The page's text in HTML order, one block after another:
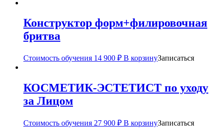
Конструктор форм+филировочная
бритва
Стоимость обучения 14 900 ₽ В корзинуЗаписаться
КОСМЕТИК-ЭСТЕТИСТ по уходу
за Лицом
Стоимость обучения 27 900 ₽ В корзинуЗаписаться